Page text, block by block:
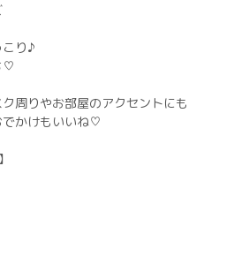
り♪
♡
周りやお部屋のアクセントにも
でかけもいいね♡